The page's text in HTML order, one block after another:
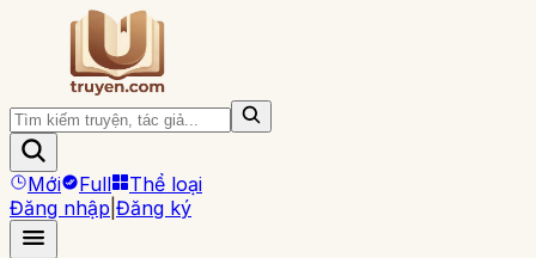
Mới Full
Thể loại
Đăng nhập Đăng ký